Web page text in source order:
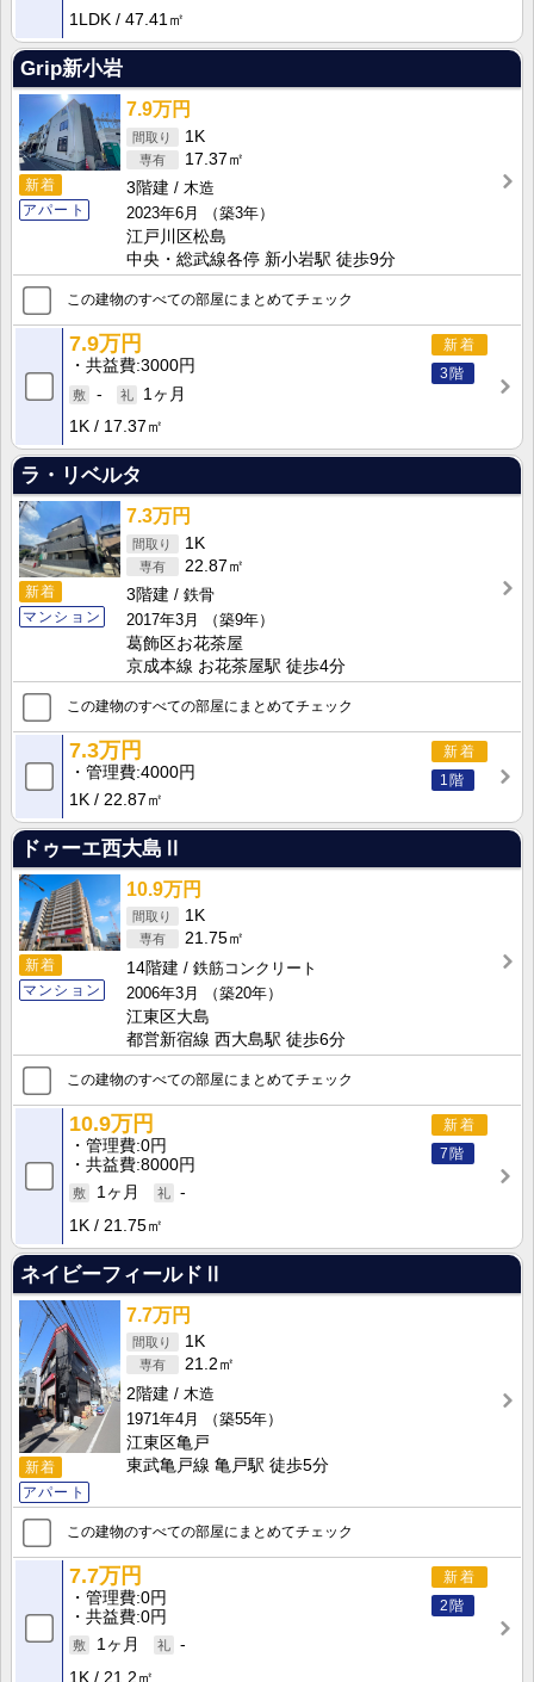
1LDK
47.41㎡
Grip新小岩
新着
アパート
7.9万円
1K
17.37㎡
3階建
木造
2023年6月
（築3年）
江戸川区松島
中央・総武線各停 新小岩駅 徒歩9分
この建物のすべての部屋にまとめてチェック
新着
3階
7.9万円
共益費 3000円
-
1ヶ月
1K
17.37㎡
ラ・リベルタ
新着
マンション
7.3万円
1K
22.87㎡
3階建
鉄骨
2017年3月
（築9年）
葛飾区お花茶屋
京成本線 お花茶屋駅 徒歩4分
この建物のすべての部屋にまとめてチェック
新着
1階
7.3万円
管理費 4000円
1K
22.87㎡
ドゥーエ西大島Ⅱ
新着
マンション
10.9万円
1K
21.75㎡
14階建
鉄筋コンクリート
2006年3月
（築20年）
江東区大島
都営新宿線 西大島駅 徒歩6分
この建物のすべての部屋にまとめてチェック
新着
7階
10.9万円
管理費 0円
共益費 8000円
1ヶ月
-
1K
21.75㎡
ネイビーフィールドⅡ
新着
アパート
7.7万円
1K
21.2㎡
2階建
木造
1971年4月
（築55年）
江東区亀戸
東武亀戸線 亀戸駅 徒歩5分
この建物のすべての部屋にまとめてチェック
新着
2階
7.7万円
管理費 0円
共益費 0円
1ヶ月
-
1K
21.2㎡